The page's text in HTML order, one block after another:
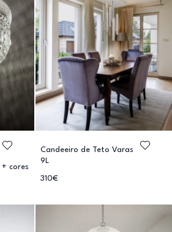
+ cores
Candeeiro de Teto Varas
9L
310€